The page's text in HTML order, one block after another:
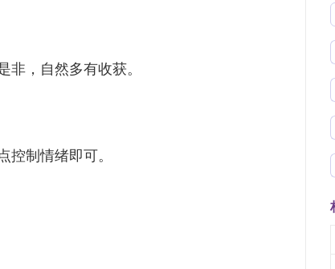
非，自然多有收获。
控制情绪即可。